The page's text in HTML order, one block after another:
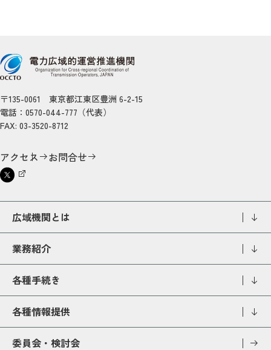
〒135-0061 東京都江東区豊洲 6-2-15
電話：0570-044-777（代表）
FAX: 03-3520-8712
アクセス お問合せ
広域機関とは
業務紹介
各種手続き
各種情報提供
委員会・検討会